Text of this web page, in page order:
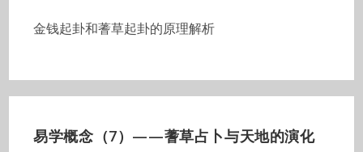
金钱起卦和蓍草起卦的原理解析
易学概念（7）——蓍草占卜与天地的演化